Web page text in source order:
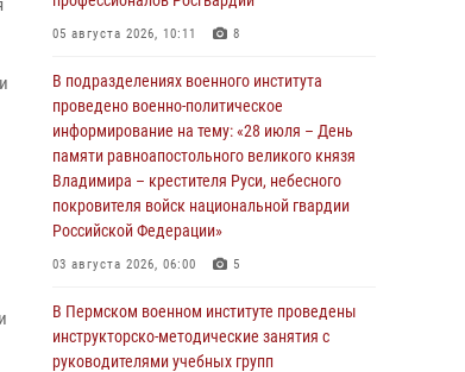
05 августа 2026, 10:11 8
В подразделениях военного института
проведено военно-политическое
информирование на тему: «28 июля – День
памяти равноапостольного великого князя
Владимира – крестителя Руси, небесного
покровителя войск национальной гвардии
Российской Федерации»
03 августа 2026, 06:00 5
В Пермском военном институте проведены
инструкторско-методические занятия с
руководителями учебных групп